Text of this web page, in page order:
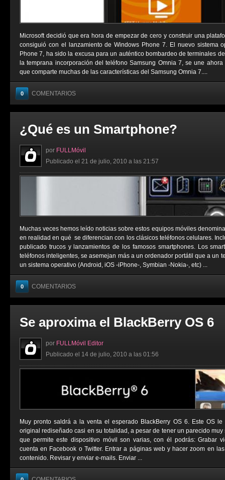
Microsoft decidió que era hora de empezar de cero y construir una
consiguió con el lanzamiento de Windows Phone 7. El nuevo sistema
Phone 7, ha sido la excusa para un auténtico bombardeo de terminales
la temprana incorporación del teléfono Samsung Omnia 7, se une
que comparte muchas de las características del Samsung Omnia 7....
0 COMENTARIOS
¿Qué es un Smartphone?
por FULLMóvil
Publicado el 21 de julio, 2010 a las 21:57
Muchas veces hemos leído noticias sobre estos equipos móviles
en realidad en qué se diferencian con los clásicos teléfonos celulares.
publicado trucos y lanzamientos de los famosos smartphones. Los
teléfonos inteligentes, se asemejan más a un ordenador portátil que a un
un sistema operativo (Android, iOS -iPhone-, Symbian -Nokia-, etc) ...
0 COMENTARIOS
Se aproxima el BlackBerry OS 6
por FULLMóvil Editor
Publicado el 14 de julio, 2010 a las 01:56
Muy pronto saldrá a la venta el esperado BlackBerry OS 6. Este OS
original rediseñado casi en su totalidad, a pesar de tener un parecido
que permite este dispositivo móvil son varias, con él podrás: Grabar
cuenta en Facebook o Twitter. Entrar a páginas web y hacer zoom en
contenido. Revisar y enviar e-mails. Enviar ...